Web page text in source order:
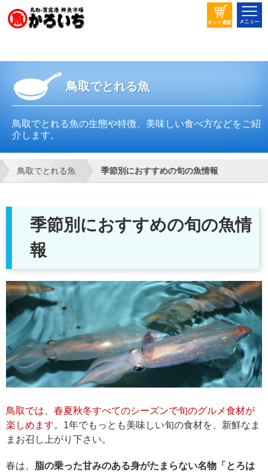
ネット通販
鳥取でとれる魚
鳥取でとれる魚の生態や特徴、美味しい食べ方などをご紹
介します。
鳥取でとれる魚 季節別におすすめの旬の魚情報
季節別におすすめの旬の魚情
報
鳥取では、春夏秋冬すべてのシーズンで旬のグルメ食材が
楽しめます。1年でもっとも美味しい旬の食材を、新鮮なま
まお召し上がり下さい。
春は、 脂の乗った甘みのある身がたまらない名物「とろは